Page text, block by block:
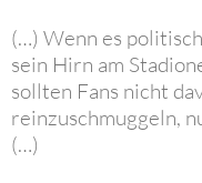
(…) Wenn es
sein Hirn am
sollten Fans nicht
reinzuschmuggeln,
(…)